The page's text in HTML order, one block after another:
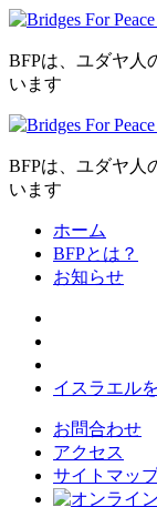
BFPは、ユダヤ人
います
BFPは、ユダヤ人
います
ホーム
BFPとは？
お知らせ
イスラエルを
お問合わせ
アクセス
サイトマッ